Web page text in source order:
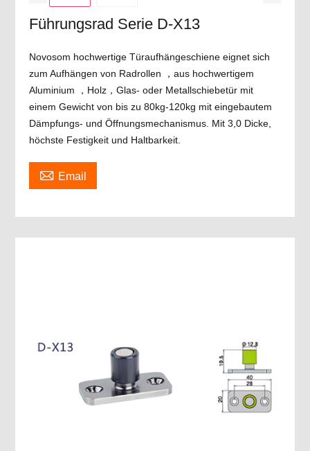
Führungsrad Serie D-X13
Novosom hochwertige Türaufhängeschiene eignet sich
zum Aufhängen von Radrollen ，aus hochwertigem
Aluminium ，Holz，Glas- oder Metallschiebetür mit
einem Gewicht von bis zu 80kg-120kg mit eingebautem
Dämpfungs- und Öffnungsmechanismus. Mit 3,0 Dicke,
höchste Festigkeit und Haltbarkeit.
 Email